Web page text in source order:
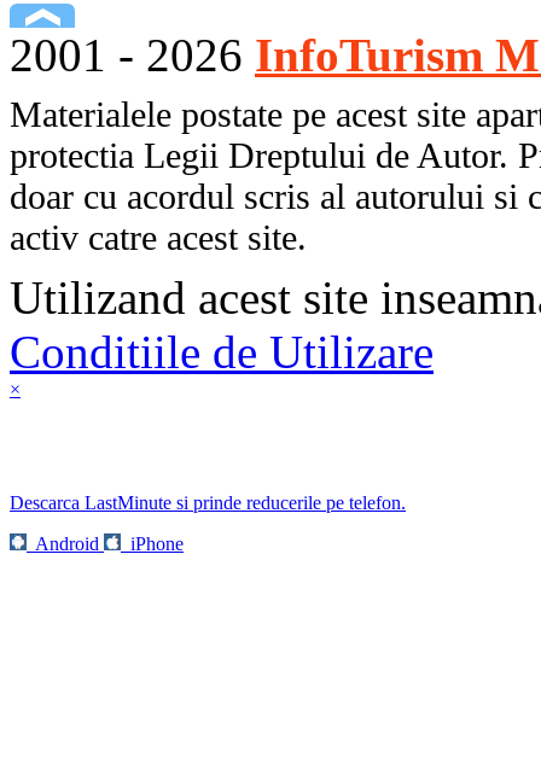
2001 - 2026 InfoTurism
Materialele postate pe acest site
protectia Legii Dreptului de Autor.
doar cu acordul scris al autorului si
activ catre acest site.
Utilizand acest site
Conditiile de Utilizare
×
Descarca LastMinute si prinde reducerile pe telefon.
Android
iPhone